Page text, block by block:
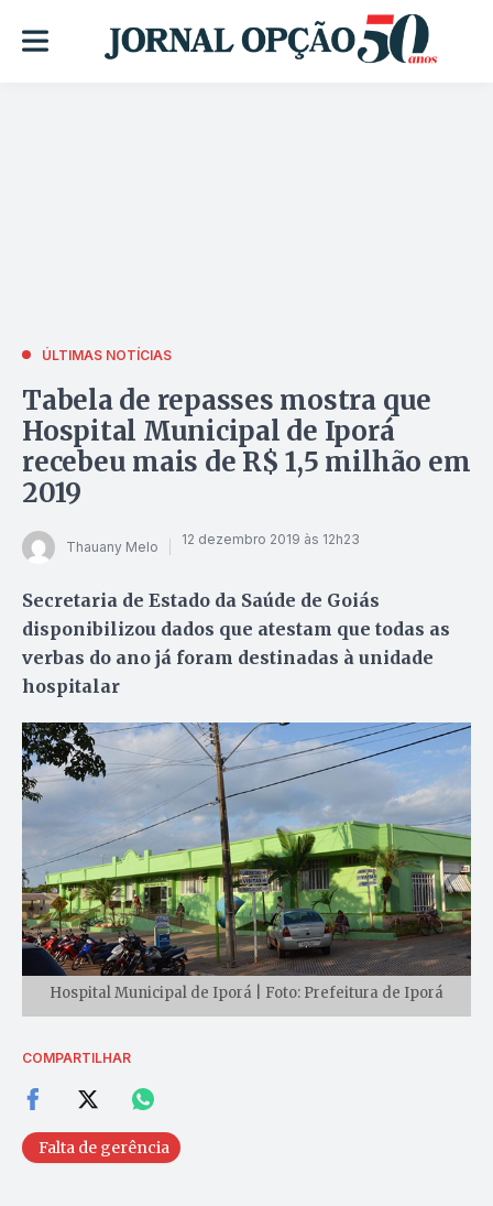
ÚLTIMAS NOTÍCIAS
Tabela de repasses mostra que
Hospital Municipal de Iporá
recebeu mais de R$ 1,5 milhão em
2019
Thauany Melo 12 dezembro 2019 às 12h23
Secretaria de Estado da Saúde de Goiás
disponibilizou dados que atestam que todas as
verbas do ano já foram destinadas à unidade
hospitalar
Hospital Municipal de Iporá | Foto: Prefeitura de Iporá
COMPARTILHAR
Falta de gerência